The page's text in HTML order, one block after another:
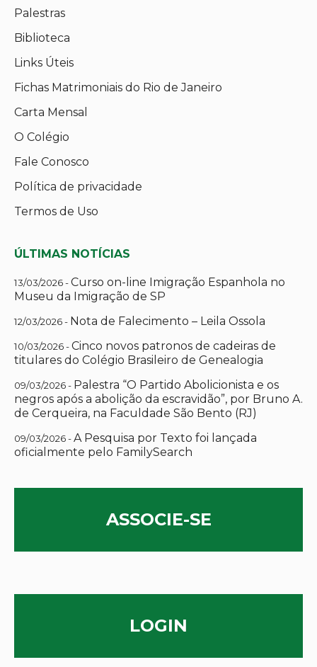
Palestras
Biblioteca
Links Úteis
Fichas Matrimoniais do Rio de Janeiro
Carta Mensal
O Colégio
Fale Conosco
Política de privacidade
Termos de Uso
ÚLTIMAS NOTÍCIAS
13/03/2026 -Curso on-line Imigração Espanhola no
Museu da Imigração de SP
12/03/2026 - Nota de Falecimento – Leila Ossola
10/03/2026 -Cinco novos patronos de cadeiras de
titulares do Colégio Brasileiro de Genealogia
09/03/2026 - Palestra “O Partido Abolicionista e os
negros após a abolição da escravidão”, por Bruno A.
de Cerqueira, na Faculdade São Bento (RJ)
09/03/2026 -A Pesquisa por Texto foi lançada
oficialmente pelo FamilySearch
ASSOCIE-SE
LOGIN